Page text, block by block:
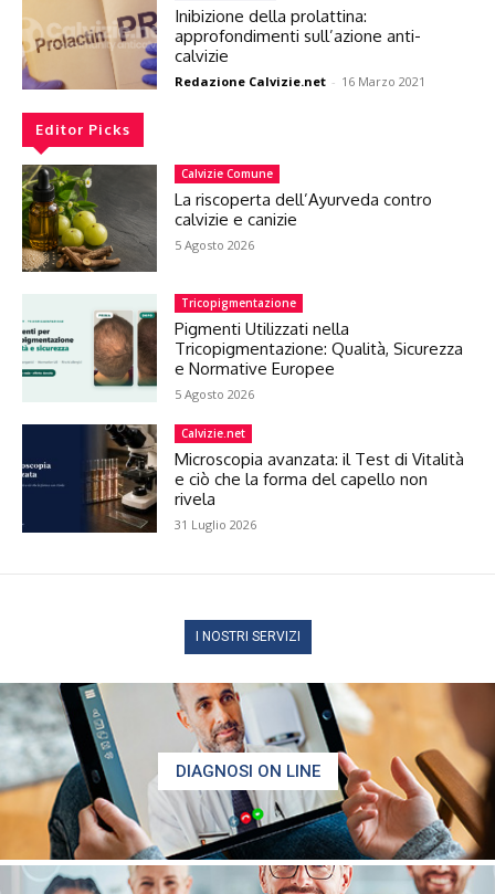
Inibizione della prolattina:
approfondimenti sull’azione anti-
calvizie
Redazione Calvizie.net - 16 Marzo 2021
Editor Picks
Calvizie Comune
La riscoperta dell’Ayurveda contro
calvizie e canizie
5 Agosto 2026
Tricopigmentazione
Pigmenti Utilizzati nella
Tricopigmentazione: Qualità, Sicurezza
e Normative Europee
5 Agosto 2026
Calvizie.net
Microscopia avanzata: il Test di Vitalità
e ciò che la forma del capello non
rivela
31 Luglio 2026
I NOSTRI SERVIZI
DIAGNOSI ON LINE